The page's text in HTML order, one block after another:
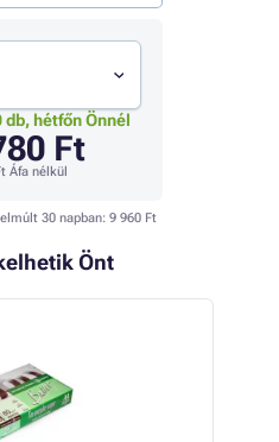
db, hétfőn Önnél
Ft
Áfa nélkül
30 napban: 9 960 Ft
Önt